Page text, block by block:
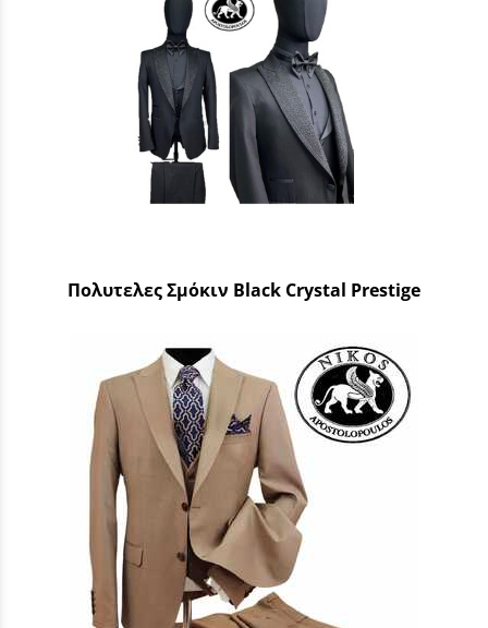
Πολυτελες Σμόκιν Black Crystal Prestige